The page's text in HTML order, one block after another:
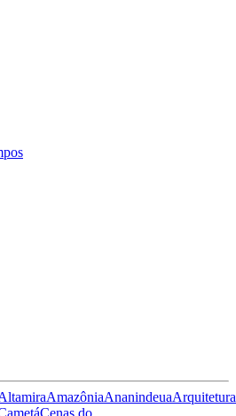
AmazôniaAnanindeuaArquitetura